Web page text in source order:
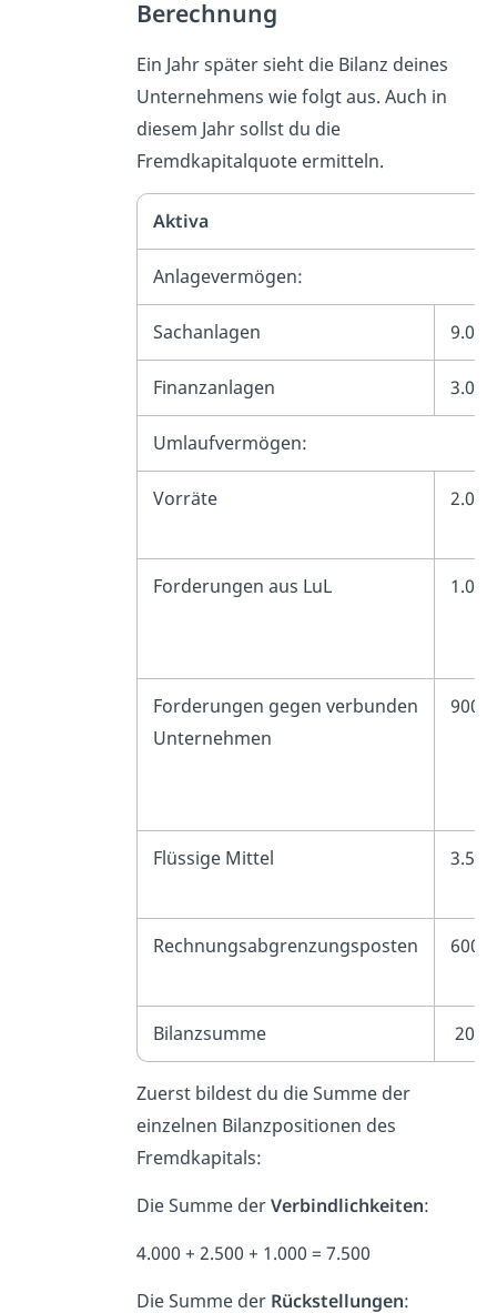
Berechnung
Ein Jahr später sieht die Bilanz deines
Unternehmens wie folgt aus. Auch in
diesem Jahr sollst du die
Fremdkapitalquote ermitteln.
Aktiva
Anlagevermögen:
Sachanlagen 9.000
Finanzanlagen 3.000
Umlaufvermögen:
Vorräte 2.000
Forderungen aus LuL 1.000
Forderungen gegen verbunden
Unternehmen
900
Flüssige Mittel 3.500
Rechnungsabgrenzungsposten 600
Bilanzsumme
Zuerst bildest du die Summe der
einzelnen Bilanzpositionen des
Fremdkapitals:
Die Summe derVerbindlichkeiten:
4.000 + 2.500 + 1.000 = 7.500
Die Summe der Rückstellungen: